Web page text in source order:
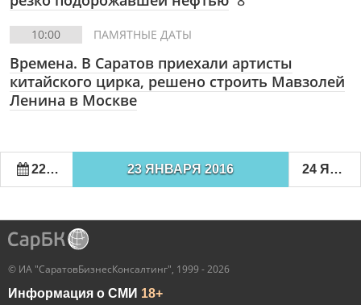
10:00 ПАМЯТНЫЕ ДАТЫ
Времена. В Саратов приехали артисты
китайского цирка, решено строить Мавзолей
Ленина в Москве
22 ЯНВАРЯ 2016 23 ЯНВАРЯ 2016 24 ЯНВАРЯ 2016
© ИА "СаратовБизнесКонсалтинг", 1999 - 2026
Информация о СМИ 18+